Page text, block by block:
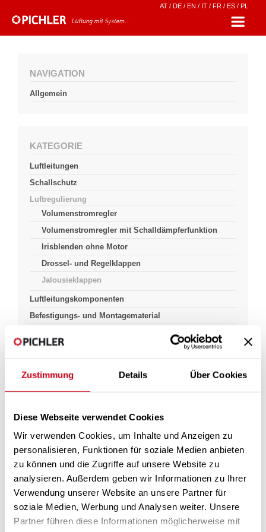
Zustimmung Details Über Cookies
Diese Webseite verwendet Cookies
Wir verwenden Cookies, um Inhalte und Anzeigen zu
personalisieren, Funktionen für soziale Medien anbieten
zu können und die Zugriffe auf unsere Website zu
analysieren. Außerdem geben wir Informationen zu Ihrer
Verwendung unserer Website an unsere Partner für
soziale Medien, Werbung und Analysen weiter. Unsere
Partner führen diese Informationen möglicherweise mit
AT / DE / EN / IT / FR / ES / PL
NAVIGATION
Allgemein
KATEGORIE
Luftleitungen
Schallschutz
Luftregulierung
Volumenstromregler
Volumenstromregler mit Schalldämpferfunktion
Irisblenden ohne Motor
Drossel- und Regelklappen
Jalousieklappen
Luftleitungskomponenten
Befestigungs- und Montagematerial
Pichlerluft Produkte & Lösungen Luft Führung
Luftregulierung
Jalousieklappen